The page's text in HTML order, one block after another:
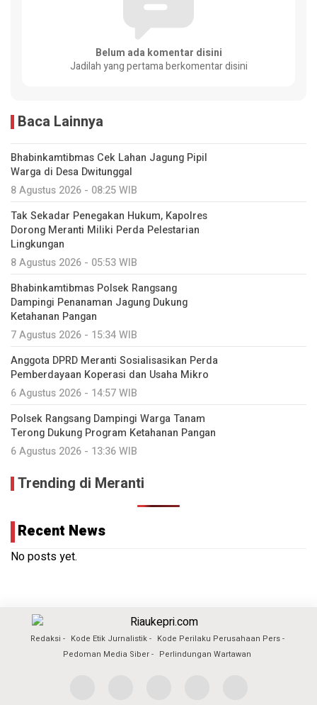
Belum ada komentar disini
Jadilah yang pertama berkomentar disini
Baca Lainnya
Bhabinkamtibmas Cek Lahan Jagung Pipil
Warga di Desa Dwitunggal
8 Agustus 2026 - 08:25 WIB
Tak Sekadar Penegakan Hukum, Kapolres
Dorong Meranti Miliki Perda Pelestarian
Lingkungan
8 Agustus 2026 - 05:53 WIB
Bhabinkamtibmas Polsek Rangsang
Dampingi Penanaman Jagung Dukung
Ketahanan Pangan
7 Agustus 2026 - 15:34 WIB
Anggota DPRD Meranti Sosialisasikan Perda
Pemberdayaan Koperasi dan Usaha Mikro
6 Agustus 2026 - 14:57 WIB
Polsek Rangsang Dampingi Warga Tanam
Terong Dukung Program Ketahanan Pangan
6 Agustus 2026 - 13:36 WIB
Trending di Meranti
Recent News
No posts yet.
Redaksi Kode Etik Jurnalistik
Kode Perilaku Perusahaan Pers
Pedoman Media Siber
Perlindungan Wartawan